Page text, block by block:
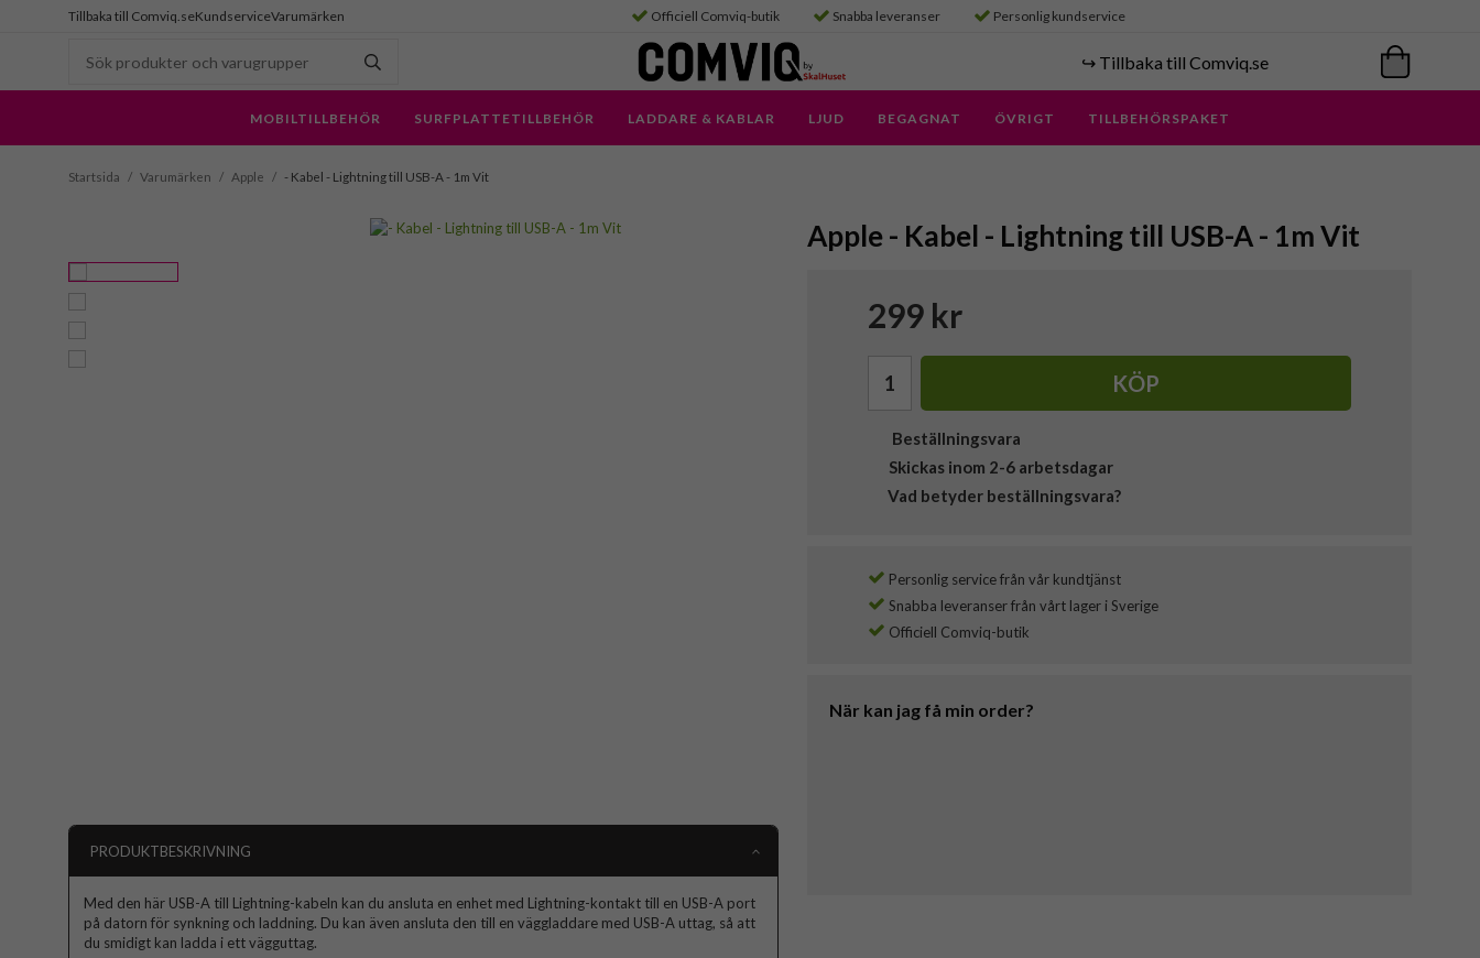
Tillbaka till Comviq.seKundserviceVarumärken Officiell Comviq-butik Snabba leveranser Personlig kundservice
↪️ Tillbaka till Comviq.se
MOBILTILLBEHÖR SURFPLATTETILLBEHÖR LADDARE & KABLAR LJUD BEGAGNAT ÖVRIGT TILLBEHÖRSPAKET
Startsida / Varumärken / Apple / - Kabel - Lightning till USB-A - 1m Vit
Apple - Kabel - Lightning till USB-A - 1m Vit
299 kr
KÖP
Beställningsvara
Skickas inom 2-6 arbetsdagar
Vad betyder beställningsvara?
Personlig service från vår kundtjänst
Snabba leveranser från vårt lager i Sverige
Officiell Comviq-butik
När kan jag få min order?
PRODUKTBESKRIVNING
Med den här USB-A till Lightning-kabeln kan du ansluta en enhet med Lightning-kontakt till en USB-A port
på datorn för synkning och laddning. Du kan även ansluta den till en väggladdare med USB-A uttag, så att
du smidigt kan ladda i ett vägguttag.